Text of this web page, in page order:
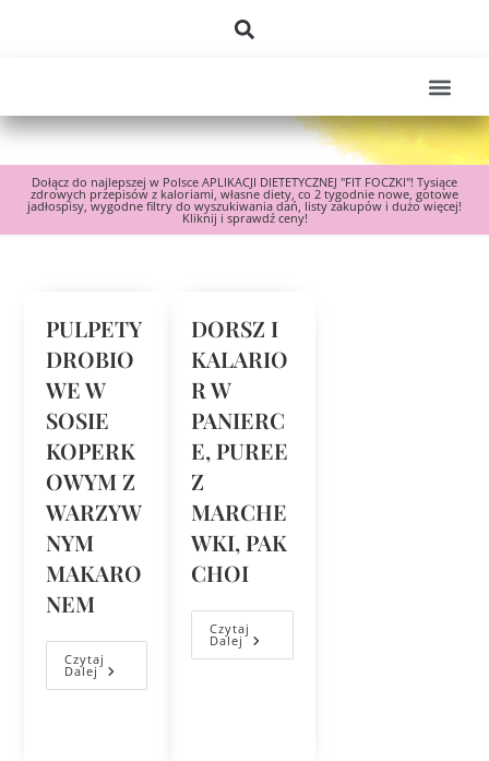
Dołącz do najlepszej w Polsce APLIKACJI DIETETYCZNEJ "FIT FOCZKI"! Tysiące
zdrowych przepisów z kaloriami, własne diety, co 2 tygodnie nowe, gotowe
jadłospisy, wygodne filtry do wyszukiwania dań, listy zakupów i dużo więcej!
Kliknij i sprawdź ceny!
PULPETY
DROBIO
WE W
SOSIE
KOPERK
OWYM Z
WARZYW
NYM
MAKARO
NEM
Czytaj
Dalej
DORSZ I
KALARIO
R W
PANIERC
E, PUREE
Z
MARCHE
WKI, PAK
CHOI
Czytaj
Dalej